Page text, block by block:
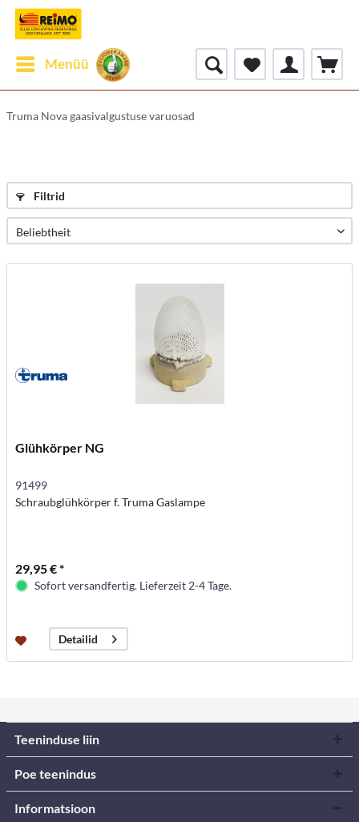
Menüü
Truma Nova gaasivalgustuse varuosad
Filtrid
Glühkörper NG
91499
Schraubglühkörper f. Truma Gaslampe
29,95 € *
Sofort versandfertig. Lieferzeit 2-4 Tage.
Detailid
Teeninduse liin
Poe teenindus
Informatsioon